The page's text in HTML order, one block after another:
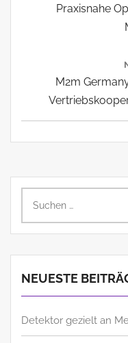
Praxisnahe
Next
Post:
M2m
nach:
NEUESTE
Detektor gezielt an